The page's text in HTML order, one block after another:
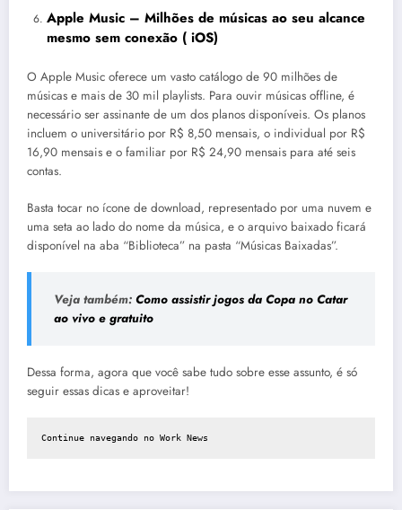
Apple Music – Milhões de músicas ao seu alcance
mesmo sem conexão ( iOS)
O Apple Music oferece um vasto catálogo de 90 milhões de
músicas e mais de 30 mil playlists. Para ouvir músicas offline, é
necessário ser assinante de um dos planos disponíveis. Os planos
incluem o universitário por R$ 8,50 mensais, o individual por R$
16,90 mensais e o familiar por R$ 24,90 mensais para até seis
contas.
Basta tocar no ícone de download, representado por uma nuvem e
uma seta ao lado do nome da música, e o arquivo baixado ficará
disponível na aba “Biblioteca” na pasta “Músicas Baixadas”.
Veja também: Como assistir jogos da Copa no Catar
ao vivo e gratuito
Dessa forma, agora que você sabe tudo sobre esse assunto, é só
seguir essas dicas e aproveitar!
Continue navegando no Work News